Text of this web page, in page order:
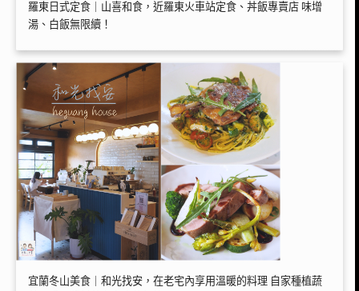
羅東日式定食｜山喜和食，近羅東火車站定食、丼飯專賣店 味增
湯、白飯無限續！
宜蘭冬山美食｜和光找安，在老宅內享用溫暖的料理 自家種植蔬